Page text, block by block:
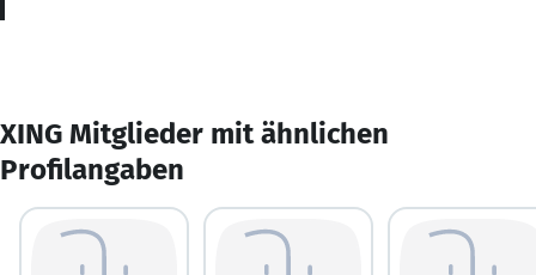
XING Mitglieder mit ähnlichen
Profilangaben